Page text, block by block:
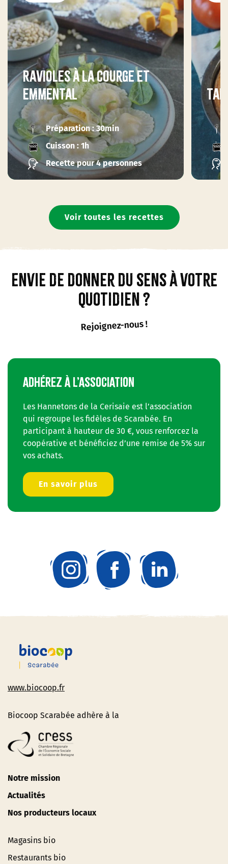
Ravioles à la courge et
emmental
Préparation : 30min
Cuisson : 1h
Recette pour 4 personnes
Voir toutes les recettes
Envie de donner du sens à votre
quotidien ?
Rejoignez-nous !
ADHÉREZ À L’ASSOCIATION
Les Hannetons de la Cerisaie est l’association
qui regroupe les fidèles de Scarabée. En
participant à hauteur de 30 €, vous renforcez la
coopérative et bénéficiez d’une remise de 5% sur
vos achats.
En savoir plus
www.biocoop.fr
Biocoop Scarabée adhère à la
Notre mission
Actualités
Nos producteurs locaux
Magasins bio
Restaurants bio